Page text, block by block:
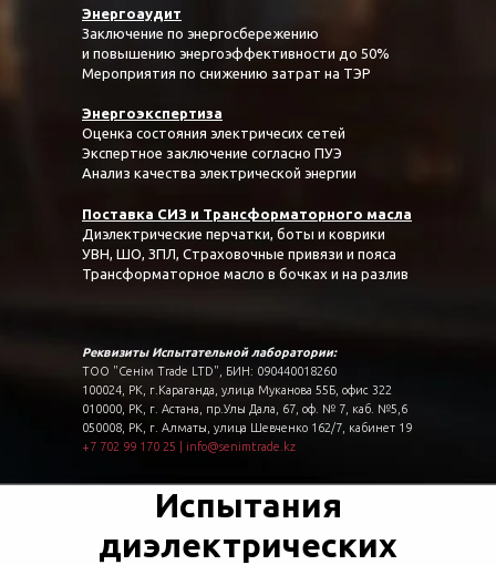
Энергоаудит
Заключение по энергосбережению
и повышению энергоэффективности до 50%
Мероприятия по снижению затрат на ТЭР
Энергоэкспертиза
Оценка состояния электричесих сетей
Экспертное заключение согласно ПУЭ
Анализ качества электрической энергии
Поставка СИЗ и Трансформаторного масла
Диэлектрические перчатки, боты и коврики
УВН, ШО, ЗПЛ, Страховочные привязи и пояса
Трансформаторное масло в бочках и на разлив
Реквизиты Испытательной лаборатории:
ТОО "Сенім Trade LTD", БИН: 090440018260
100024, РК, г.Караганда, улица Муканова 55Б, офис 322
010000, РК, г. Астана, пр.Улы Дала, 67, оф. № 7, каб. №5,6
050008, РК, г. Алматы, улица Шевченко 162/7, кабинет 19
+7 702 99 170 25
info@senimtrade.kz
Испытания
диэлектрических